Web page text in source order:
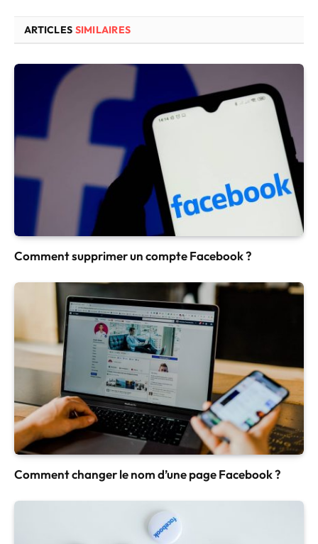
ARTICLES SIMILAIRES
Comment supprimer un compte Facebook ?
Comment changer le nom d’une page Facebook ?